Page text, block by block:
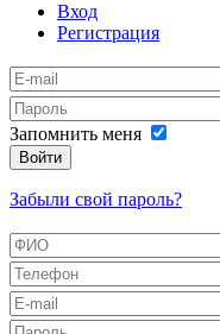
Вход
Регистрация
Запомнить меня
Войти
Забыли свой пароль?